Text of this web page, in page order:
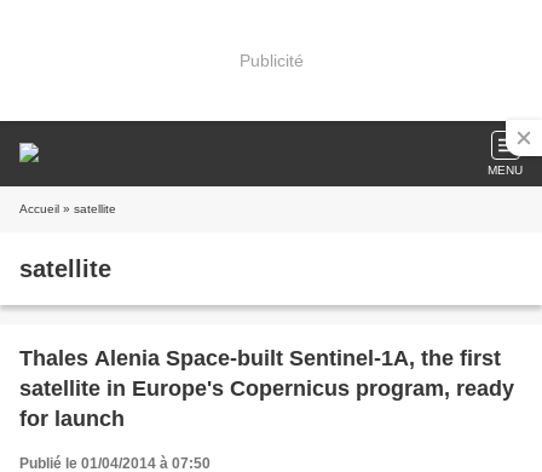
Publicité
MENU
Accueil » satellite
satellite
Thales Alenia Space-built Sentinel-1A, the first
satellite in Europe's Copernicus program, ready
for launch
Publié le 01/04/2014 à 07:50